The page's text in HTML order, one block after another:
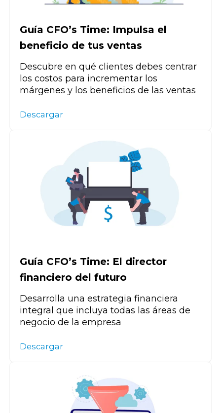
Guía CFO’s Time: Impulsa el
beneficio de tus ventas
Descubre en qué clientes debes centrar
los costos para incrementar los
márgenes y los beneficios de las ventas
Descargar
Guía CFO’s Time: El director
financiero del futuro
Desarrolla una estrategia financiera
integral que incluya todas las áreas de
negocio de la empresa
Descargar